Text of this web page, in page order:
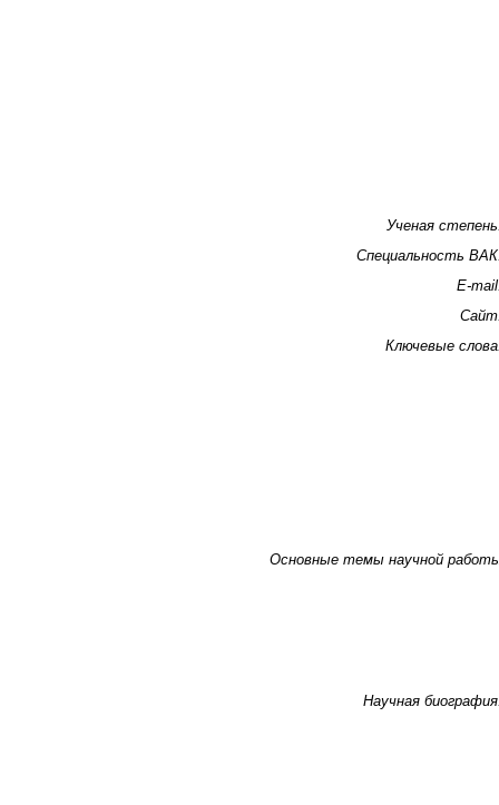
Ученая
Специальность
E-
Ключевые
Основные темы научной
Научная